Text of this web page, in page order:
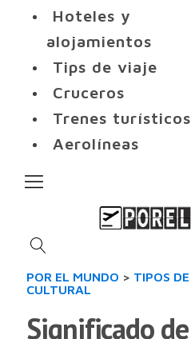
Hoteles y
alojamientos
Tips de viaje
Cruceros
Trenes turísticos
Aerolíneas
POR EL MUNDO > TIPOS
CULTURAL
Significado